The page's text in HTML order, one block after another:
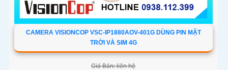
CAMERA VISIONCOP VSC-IP1880AOV-401G DÙNG PIN MẶT
TRỜI VÀ SIM 4G
Giá Bán: liên hệ